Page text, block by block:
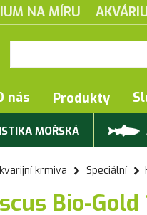
NA MÍRU
nás Produkty
MOŘSKÁ
krmiva Speciální
Bio-Gold